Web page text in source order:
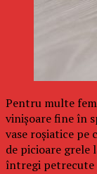
Pentru multe
vinișoare fine în
vase roșiatice pe
de picioare grele
întregi petrecute